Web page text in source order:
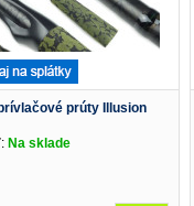
prúty Illusion
Na sklade